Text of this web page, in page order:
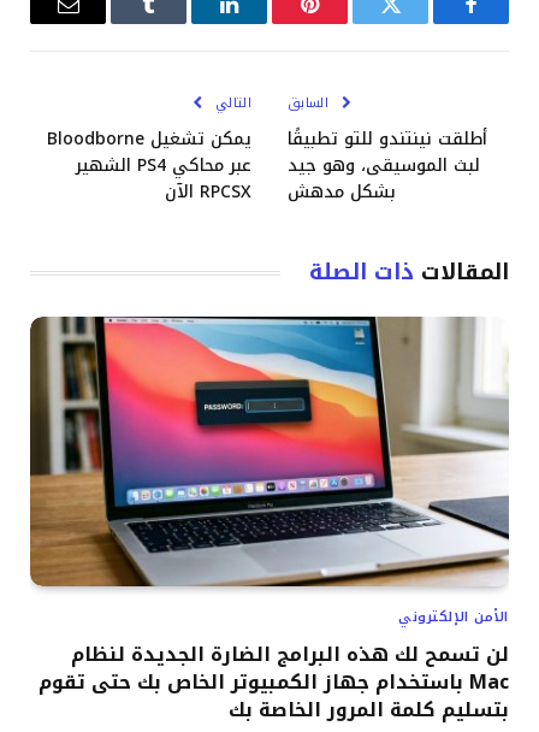
فيسبوكتويتر بينتيريستلينكدإن Tumblrالبريد
السابق
أطلقت نينتندو للتو تطبيقًا
لبث الموسيقى، وهو جيد
بشكل مدهش
التالي
يمكن تشغيل Bloodborne
عبر محاكي PS4 الشهير
RPCSX الآن
المقالات ذات الصلة
الأمن الإلكتروني
لن تسمح لك هذه البرامج الضارة الجديدة لنظام
Mac باستخدام جهاز الكمبيوتر الخاص بك حتى تقوم
بتسليم كلمة المرور الخاصة بك